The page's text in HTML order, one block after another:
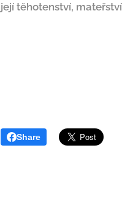
její těhotenství,
Share